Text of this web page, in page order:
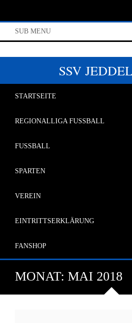
SUB MENU
SSV
STARTSEITE
REGIONALLIGA FUSSBALL
FUSSBALL
SPARTEN
VEREIN
EINTRITTSERKLÄRUNG
FANSHOP
MONAT: MAI 2018